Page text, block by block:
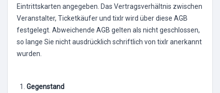
Eintrittskarten angegeben. Das Vertragsverhältnis zwischen
Veranstalter, Ticketkäufer und tixlr wird über diese AGB
festgelegt. Abweichende AGB gelten als nicht geschlossen,
so lange Sie nicht ausdrücklich schriftlich von tixlr anerkannt
wurden.
Gegenstand